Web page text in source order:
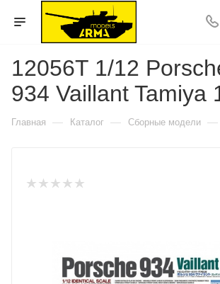
12056T 1/12
934 Vaillant Tamiya
Главная — Каталог — Сборные модели —